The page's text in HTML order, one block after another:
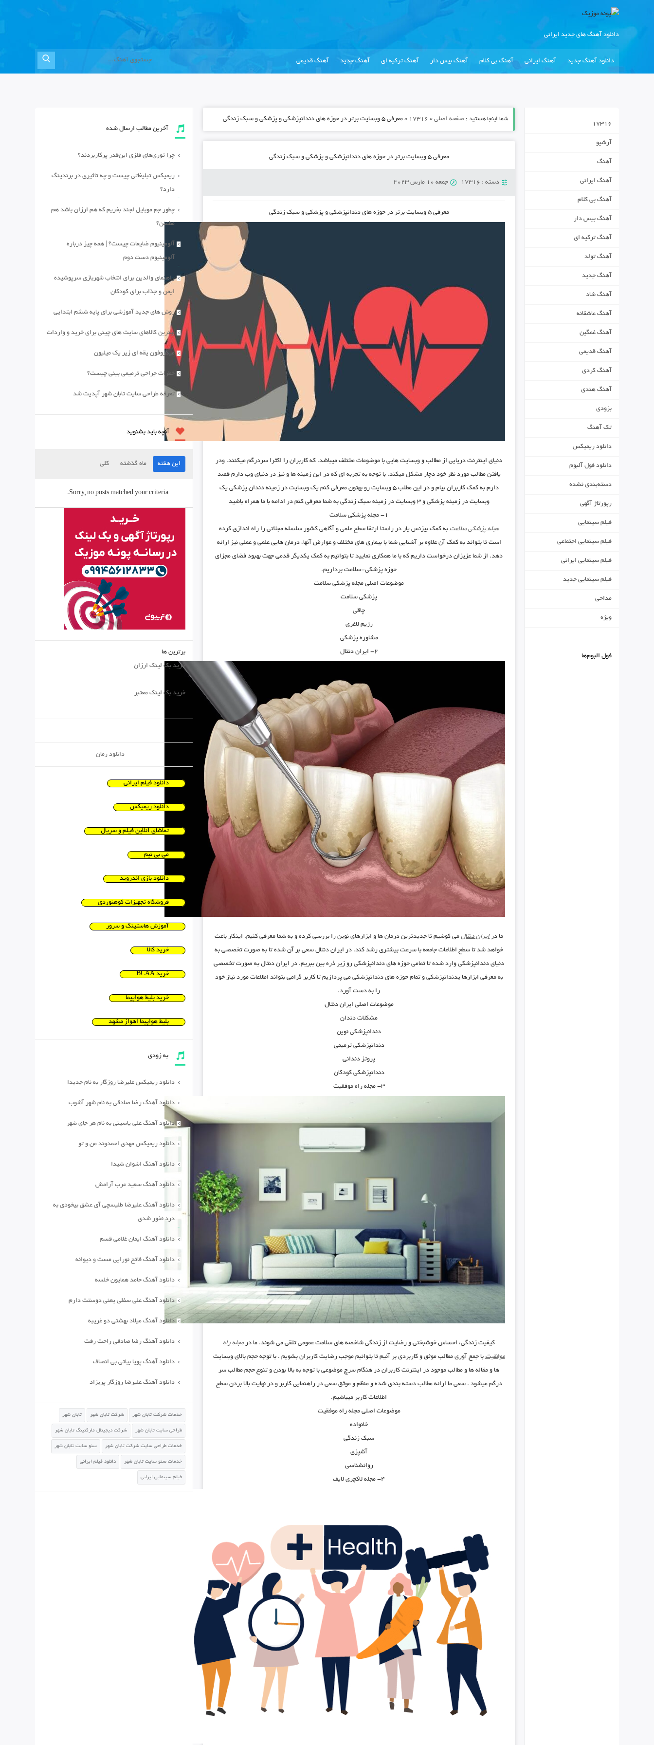
دانلود آهنگ های جدید ایرانی
دانلود آهنگ جدید آهنگ ایرانی آهنگ بی کلام آهنگ بیس دار آهنگ ترکیه ای آهنگ جدید آهنگ قدیمی
شما اینجا هستید : صفحه اصلی»
17316
» معرفی ۵ وبسایت برتر در حوزه های دندانپزشکی و پزشکی و سبک زندگی
معرفی ۵ وبسایت برتر در حوزه های دندانپزشکی و پزشکی و سبک زندگی
دسته : 17316 جمعه 10 مارس 2023
معرفی ۵ وبسایت برتر در حوزه های دندانپزشکی و پزشکی و سبک زندگی
دنیای اینترنت دریایی از مطالب و وبسایت هایی با موضوعات مختلف میباشد. که کاربران را اکثرا سردرگم میکنند. ودر
یافتن مطالب مورد نظر خود دچار مشکل میکند. با توجه به تجربه ای که در این زمینه ها و نیز در دنیای وب دارم قصد
دارم به کمک کاربران بیام و در این مطلب ۵ وبسایت رو بهتون معرفی کنم یک وبسایت در زمینه دندان پزشکی یک
وبسایت در زمینه پزشکی و ۳ وبسایت در زمینه سبک زندگی به شما معرفی کنم در ادامه با ما همراه باشید
۱- مجله پزشکی سلامت
مجله پزشکی سلامت به کمک بیزنس یار در راستا ارتقا سطح علمی و آگاهی کشور سلسله مجلاتی را راه اندازی کرده
است تا بتواند به کمک آن علاوه بر آشنایی شما با بیماری های مختلف و عوارض آنها، درمان هایی علمی و عملی نیز ارائه
دهد. از شما عزیزان درخواست داریم که با ما همکاری نمایید تا بتوانیم به کمک یکدیگر قدمی جهت بهبود فضای مجزای
حوزه پزشکی-سلامت برداریم.
موضوعات اصلی مجله پزشکی سلامت
پزشکی سلامت
چاقی
رژیم لاغری
مشاوره پزشکی
۲- ایران دنتال
ما درایران دنتالمی کوشیم تا جدیدترین درمان ها و ابزارهای نوین را بررسی کرده و به شما معرفی کنیم. اینکار باعث
خواهد شد تا سطح اطلاعات جامعه با سرعت بیشتری رشد کند. در ایران دنتال سعی بر آن شده تا به صورت تخصصی به
دنیای دندانپزشکی وارد شده تا تمامی حوزه های دندانپزشکی رو زیر ذره بین ببریم. در ایران دنتال به صورت تخصصی
به معرفی ابزارها یدندانپزشکی و تمام حوزه های دندانپزشکی می پردازیم تا کاربر گرامی بتواند اطلاعات مورد نیاز خود
را به دست آورد.
موضوعات اصلی ایران دنتال
مشکلات دندان
دندانپزشکی نوین
دندانپزشکی ترمیمی
پروتز دندانی
دندانپزشکی کودکان
۳- مجله راه موفقیت
کیفیت زندگی، احساس خوشبختی و رضایت از زندگی شاخص­ه های سلامت عمومی تلقی می­ شوند. ما در مجله راه
موفقیت با جمع آوری مطالب موثق و کاربردی بر آنیم تا بتوانیم موجب رضایت کاربران بشویم . با توجه حجم بالای وبسایت
ها و مقاله ها و مطالب موجود در اینترنت کاربران در هنگام سرچ موضوعی با توجه به بالا بودن و تنوع حجم مطالب سر
درگم میشود . سعی ما ارائه مطالب دسته بندی شده و منظم و موثق سعی در راهنمایی کاربر و در نهایت بالا بردن سطح
اطلاعات کاربر میباشیم.
موضوعات اصلی مجله راه موفقیت
خانواده
سبک زندگی
آشپزی
روانشناسی
۴- مجله لاکچری لایف
17316
آرشیو
آهنگ
آهنگ ایرانی
آهنگ بی کلام
آهنگ بیس دار
آهنگ ترکیه ای
آهنگ تولد
آهنگ جدید
آهنگ شاد
آهنگ عاشقانه
آهنگ غمگین
آهنگ قدیمی
آهنگ کردی
آهنگ هندی
بزودی
تک آهنگ
دانلود ریمیکس
دانلود فول آلبوم
دسته‌بندی نشده
رپورتاژ آگهی
فیلم سینمایی
فیلم سینمایی اجتماعی
فیلم سینمایی ایرانی
فیلم سینمایی جدید
مداحی
ویژه
فول البوم‌ها
آخرین مطالب ارسال شده
چرا توری‌های فلزی این‌قدر پرکاربردند؟
ریمیکس تبلیغاتی چیست و چه تاثیری در برندینگ
دارد؟
چطور جم موبایل لجند بخریم که هم ارزان باشد هم
مطمئن؟
آلومینیوم ضایعات چیست؟ | همه چیز درباره
آلومینیوم دست دوم
راهنمای والدین برای انتخاب شهربازی سرپوشیده
ایمن و جذاب برای کودکان
روش های جدید آموزشی برای پایه ششم ابتدایی
بهترین کالاهای سایت های چینی برای خرید و واردات
میکروفون یقه ای زیر یک میلیون
خطرات جراحی ترمیمی بینی چیست؟
تعرفه طراحی سایت تابان شهر آپدیت شد
آنچه باید بشنوید
این هفته ماه گذشته کلی
Sorry, no posts matched your criteria.
برترین ها
خرید بک لینک ارزان
خرید بک لینک معتبر
دانلود رمان
دانلود فیلم ایرانی
دانلود ریمیکس
تماشای آنلاین فیلم و سریال
می بی نیم
دانلود بازی اندروید
فروشگاه تجهیزات کوهنوردی
آموزش هاستینگ و سرور
خرید کالا
خرید BCAA
خرید بلیط هواپیما
بلیط هواپیما اهواز مشهد
به زودی
دانلود ریمیکس علیرضا روزگار به نام جدیدا
دانلود آهنگ رضا صادقی به نام شهر آشوب
دانلود آهنگ علی یاسینی به نام هر جای شهر
دانلود ریمیکس مهدی احمدوند من و تو
دانلود آهنگ اشوان شیدا
دانلود آهنگ سعید عرب آرامش
دانلود آهنگ علیرضا طلیسچی آی عشق بیخودی به
درد نخور شدی
دانلود آهنگ ایمان غلامی قسم
دانلود آهنگ فاتح نورایی مست و دیوانه
دانلود آهنگ حامد همایون خلسه
دانلود آهنگ علی سفلی یعنی دوستت دارم
دانلود آهنگ میلاد بهشتی دو غریبه
دانلود آهنگ رضا صادقی راحت رفت
دانلود آهنگ پویا بیاتی بی انصاف
دانلود آهنگ علیرضا روزگار پریزاد
خدمات شرکت تابان شهر شرکت تابان شهر تابان شهر
طراحی سایت تابان شهر شرکت دیجیتال مارکتینگ تابان شهر
خدمات طراحی سایت شرکت تابان شهر سئو سایت تابان شهر
خدمات سئو سایت تابان شهر دانلود فیلم ایرانی
فیلم سینمایی ایرانی